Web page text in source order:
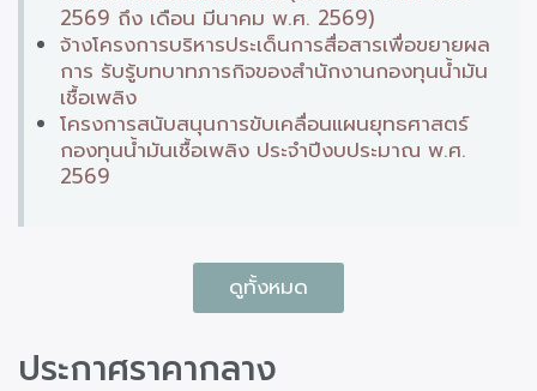
2569 ถึง เดือน มีนาคม พ.ศ. 2569)
จ้างโครงการบริหารประเด็นการสื่อสารเพื่อขยายผล
การ รับรู้บทบาทภารกิจของสำนักงานกองทุนน้ำมัน
เชื้อเพลิง
โครงการสนับสนุนการขับเคลื่อนแผนยุทธศาสตร์
กองทุนน้ำมันเชื้อเพลิง ประจำปีงบประมาณ พ.ศ.
2569
ดูทั้งหมด
ประกาศราคากลาง